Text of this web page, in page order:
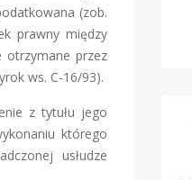
(zob.
prawny między
otrzymane przez
ws. C-16/93).
z tytułu jego
którego
usłudze